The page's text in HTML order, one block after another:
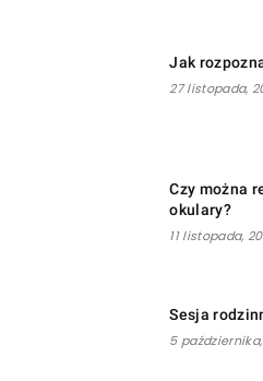
Jak
27 listopada,
Czy można
okulary?
11 listopada,
Sesja
5